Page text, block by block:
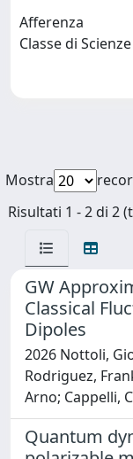
Afferenza
Classe di Scienze
Mostra
Risultati 1 - 2 di 2
GW
Classical
Dipoles
2026 Nottoli,
Rodriguez,
Arno; Cappelli,
Quantum